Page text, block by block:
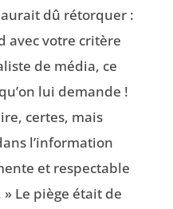
dû rétorquer :
avec votre critère
de média, ce
lui demande !
certes, mais
l’information
et respectable
Le piège était de